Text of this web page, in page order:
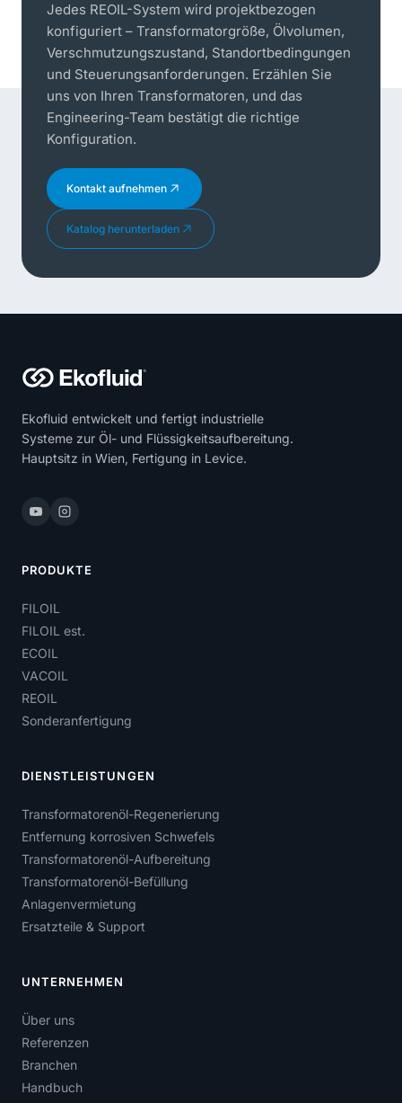
Jedes REOIL-System wird projektbezogen
konfiguriert – Transformatorgröße, Ölvolumen,
Verschmutzungszustand, Standortbedingungen
und Steuerungsanforderungen. Erzählen Sie
uns von Ihren Transformatoren, und das
Engineering-Team bestätigt die richtige
Konfiguration.
Kontakt aufnehmen
Katalog herunterladen
Ekofluid entwickelt und fertigt industrielle
Systeme zur Öl- und Flüssigkeitsaufbereitung.
Hauptsitz in Wien, Fertigung in Levice.
PRODUKTE
FILOIL
FILOIL est.
ECOIL
VACOIL
REOIL
Sonderanfertigung
DIENSTLEISTUNGEN
Transformatorenöl-Regenerierung
Entfernung korrosiven Schwefels
Transformatorenöl-Aufbereitung
Transformatorenöl-Befüllung
Anlagenvermietung
Ersatzteile & Support
UNTERNEHMEN
Über uns
Referenzen
Branchen
Handbuch